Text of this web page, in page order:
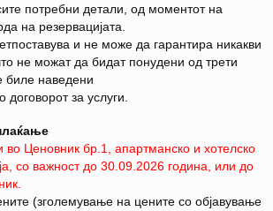
потребни детали, од моментот на
на резервацијата.
и не може да гарантира никакви
не можат да бидат понудени од трети
биле наведени
договорот за услуги.
во Ценовник бр.1, апартманско и хотелско
со важност до 30.09.2026 година, или до
(зголемување на цените со објавување